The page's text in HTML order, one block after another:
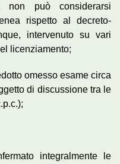
non può considerarsi
rispetto al decreto-
intervenuto su vari
licenziamento;
omesso esame circa
di discussione tra le
integralmente le